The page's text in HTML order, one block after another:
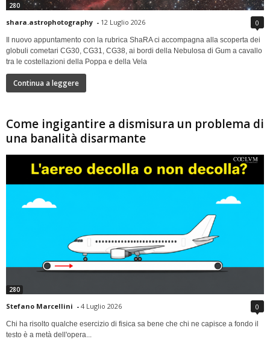
280
shara.astrophotography - 12 Luglio 2026 0
Il nuovo appuntamento con la rubrica ShaRA ci accompagna alla scoperta dei
globuli cometari CG30, CG31, CG38, ai bordi della Nebulosa di Gum a cavallo
tra le costellazioni della Poppa e della Vela
Continua a leggere
Come ingigantire a dismisura un problema di
una banalità disarmante
280
Stefano Marcellini - 4 Luglio 2026 0
Chi ha risolto qualche esercizio di fisica sa bene che chi ne capisce a fondo il
testo è a metà dell'opera...